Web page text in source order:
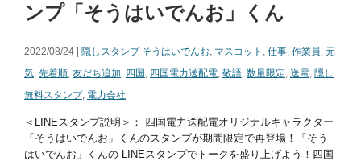
ンプ「そうはいでんお」くん
2022/08/24 | 隠しスタンプ そうはいでんお, マスコット , 仕事, 作業員, 元
気, 先着順, 友だち追加, 四国 , 四国電力送配電, 敬語, 数量限定, 送電, 隠し
無料スタンプ, 電力会社
＜LINEスタンプ説明＞： 四国電力送配電オリジナルキャラクター
「そうはいでんお」くんのスタンプが期間限定で再登場！「そう
はいでんお」くんの LINEスタンプでトークを盛り上げよう！四国